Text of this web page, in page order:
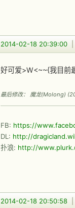
2014-02-18 20:39:00
好可爱>W<~~{我目前
最后修改： 魔龙(Molong)
FB: https://
DL: http://
扑浪: http://
2014-02-18 20:50:58